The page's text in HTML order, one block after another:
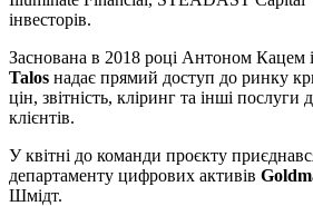
інвесторів.
Заснована в 2018 році Антоном Кацем
Talos надає прямий доступ до ринку
цін, звітність, кліринг та інші послуги
клієнтів.
У квітні до команди проєкту
департаменту цифрових активів
Шмідт.